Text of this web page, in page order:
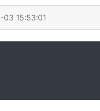
15:53:01